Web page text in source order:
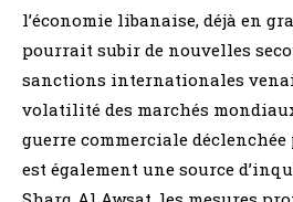
l’économie libanaise, déjà en
pourrait subir de nouvelles
sanctions internationales
volatilité des marchés
guerre commerciale
est également une source